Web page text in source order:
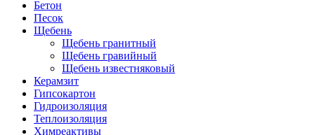
Бетон
Песок
Щебень
Щебень гранитный
Щебень гравийный
Щебень известняковый
Керамзит
Гипсокартон
Гидроизоляция
Теплоизоляция
Химреактивы